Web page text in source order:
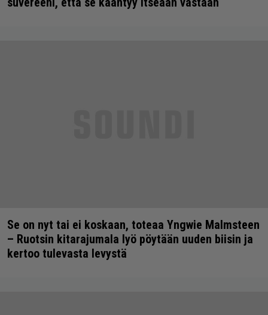
Se on nyt tai ei koskaan, toteaa Yngwie Malmsteen
– Ruotsin kitarajumala lyö pöytään uuden biisin ja
kertoo tulevasta levystä